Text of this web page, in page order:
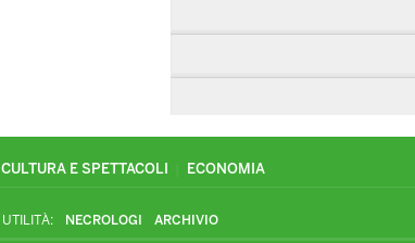
CULTURA E SPETTACOLI ECONOMIA
UTILITÀ: NECROLOGI ARCHIVIO